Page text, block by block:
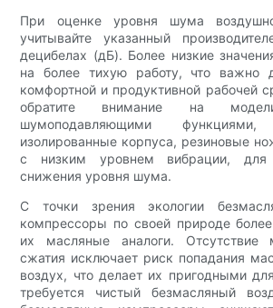
При оценке уровня шума
учитывайте указанный
децибелах (дБ). Более низкие
на более тихую работу, что важно
комфортной и продуктивной рабочей
обратите внимание на
шумоподавляющими
изолированные корпуса, резиновые
с низким уровнем вибрации, для
снижения уровня шума.
С точки зрения экологии
компрессоры по своей природе
их масляные аналоги.
сжатия исключает риск попадания
воздух, что делает их пригодными
требуется чистый безмасляный